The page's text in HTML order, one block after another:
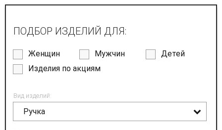
ПОДБОР ИЗДЕЛИЙ ДЛЯ:
Женщин Мужчин
Детей
Изделия по акциям
Вид изделий:
Ручка